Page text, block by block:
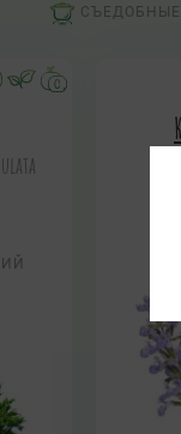
СЪЕДОБНЫЕ